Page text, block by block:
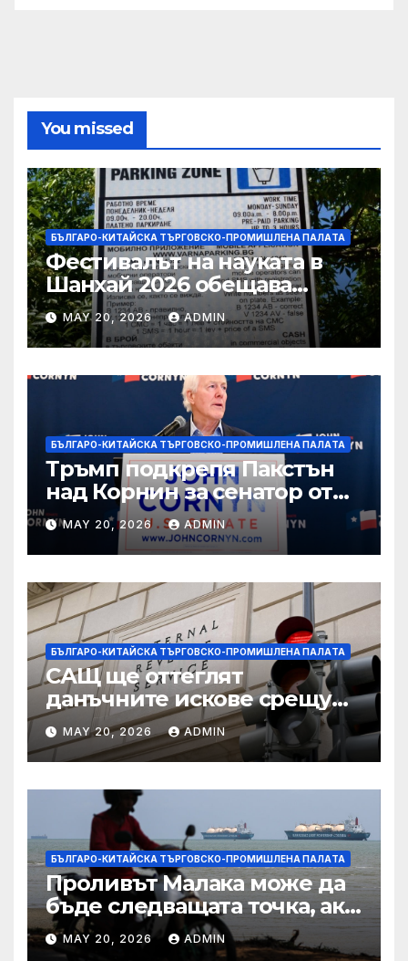
You missed
БЪЛГАРО-КИТАЙСКА ТЪРГОВСКО-ПРОМИШЛЕНА ПАЛAТА
Фестивалът на науката в
Шанхай 2026 обещава
вълнуващи научно-
технологични иновации
MAY 20, 2026 ADMIN
БЪЛГАРО-КИТАЙСКА ТЪРГОВСКО-ПРОМИШЛЕНА ПАЛAТА
Тръмп подкрепя Пакстън
над Корнин за сенатор от
Тексас в шокираща
подкрепа
MAY 20, 2026 ADMIN
БЪЛГАРО-КИТАЙСКА ТЪРГОВСКО-ПРОМИШЛЕНА ПАЛAТА
САЩ ще оттеглят
данъчните искове срещу
Тръмп „завинаги“ в
сделката за съдебно дело с
IRS
MAY 20, 2026 ADMIN
БЪЛГАРО-КИТАЙСКА ТЪРГОВСКО-ПРОМИШЛЕНА ПАЛAТА
Проливът Малака може да
бъде следващата точка, ако
Азия не внимава
MAY 20, 2026 ADMIN